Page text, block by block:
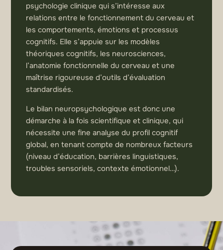
psychologie clinique qui s’intéresse aux
relations entre le fonctionnement du cerveau et
les comportements, émotions et processus
cognitifs. Elle s’appuie sur les modèles
théoriques cognitifs, les neurosciences,
l’anatomie fonctionnelle du cerveau et une
maîtrise rigoureuse d’outils d’évaluation
standardisés.
Le bilan neuropsychologique est donc une
démarche à la fois scientifique et clinique, qui
nécessite une fine analyse du profil cognitif
global, en tenant compte de nombreux facteurs
(niveau d’éducation, barrières linguistiques,
troubles sensoriels, contexte émotionnel…).